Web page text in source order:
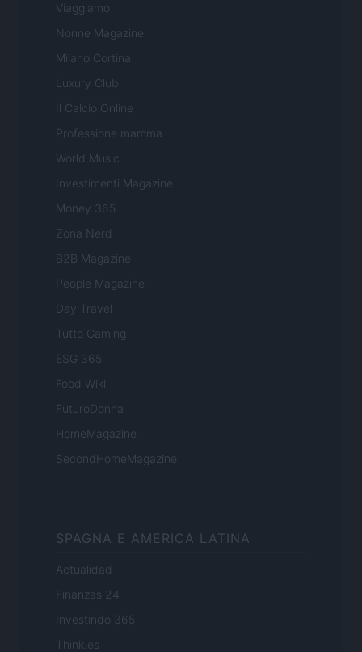
Viaggiamo
Nonne Magazine
Milano Cortina
Luxury Club
Il Calcio Online
Professione mamma
World Music
Investimenti Magazine
Money 365
Zona Nerd
B2B Magazine
People Magazine
Day Travel
Tutto Gaming
ESG 365
Food Wiki
FuturoDonna
HomeMagazine
SecondHomeMagazine
SPAGNA E AMERICA LATINA
Actualidad
Finanzas 24
Investindo 365
Think.es